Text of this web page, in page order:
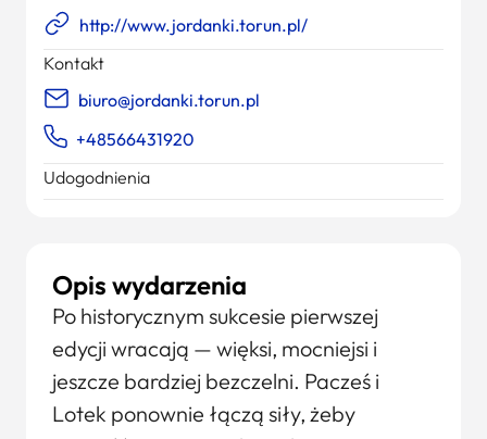
Opis wydarzenia
Po historycznym sukcesie pierwszej
edycji wracają — więksi, mocniejsi i
jeszcze bardziej bezczelni. Pacześ i
Lotek ponownie łączą siły, żeby
http://www.jordanki.torun.pl/
Kontakt
biuro@jordanki.torun.pl
+48566431920
Udogodnienia